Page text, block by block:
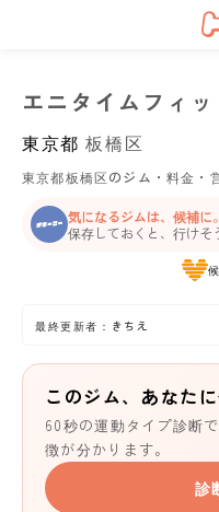
エニタイムフィ
東京都 板橋区
東京都板橋区のジム・料金・
気になるジムは、候補に。
保存しておくと、行けそ
最終更新者：きちえ
このジム、あなた
60秒の運動タイプ診断
徴が分かります。
診